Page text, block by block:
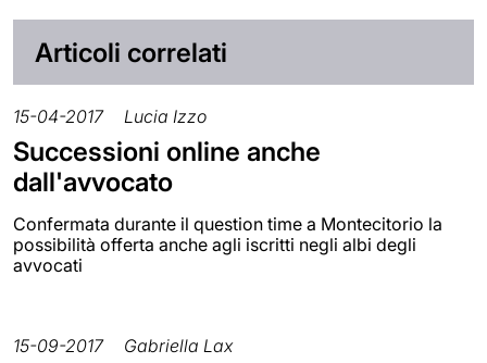
Articoli correlati
15-04-2017 Lucia Izzo
Successioni online anche
dall'avvocato
Confermata durante il question time a Montecitorio la
possibilità offerta anche agli iscritti negli albi degli
avvocati
15-09-2017 Gabriella Lax